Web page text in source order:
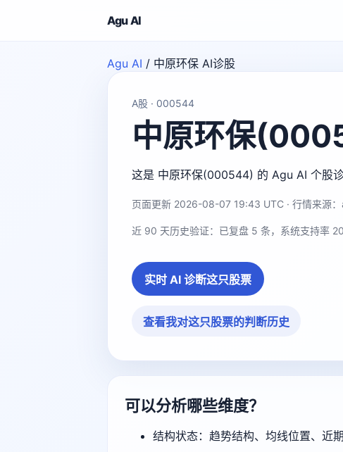
Agu AI
Agu AI / 中原环保 AI诊股
A股 · 000544
中原环保
这是 中原环保(000544) 的 Agu AI 个股
页面更新 2026-08-07 19:43 UTC · 行情来源
近 90 天历史验证：已复盘 5 条，系统支持率
实时 AI 诊断这只股票
查看我对这只股票的判断历史
可以分析哪些维度？
结构状态：趋势结构、均线位置、近期